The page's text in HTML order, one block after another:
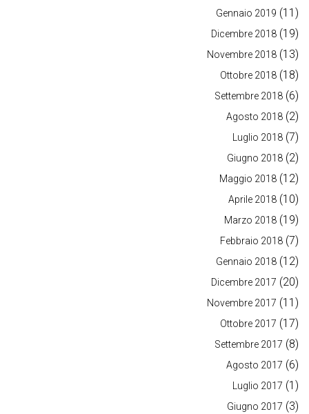
Gennaio 2019 (11)
Dicembre 2018 (19)
Novembre 2018 (13)
Ottobre 2018 (18)
Settembre 2018 (6)
Agosto 2018 (2)
Luglio 2018 (7)
Giugno 2018 (2)
Maggio 2018 (12)
Aprile 2018 (10)
Marzo 2018 (19)
Febbraio 2018 (7)
Gennaio 2018 (12)
Dicembre 2017 (20)
Novembre 2017 (11)
Ottobre 2017 (17)
Settembre 2017 (8)
Agosto 2017 (6)
Luglio 2017 (1)
Giugno 2017 (3)